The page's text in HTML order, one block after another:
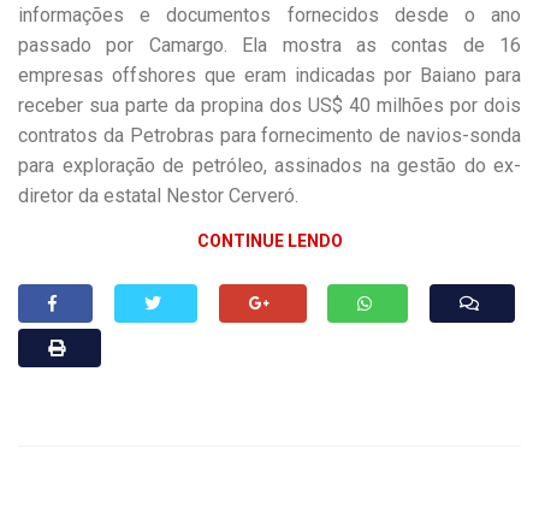
informações e documentos fornecidos desde o ano
passado por Camargo. Ela mostra as contas de 16
empresas offshores que eram indicadas por Baiano para
receber sua parte da propina dos US$ 40 milhões por dois
contratos da Petrobras para fornecimento de navios-sonda
para exploração de petróleo, assinados na gestão do ex-
diretor da estatal Nestor Cerveró.
CONTINUE LENDO